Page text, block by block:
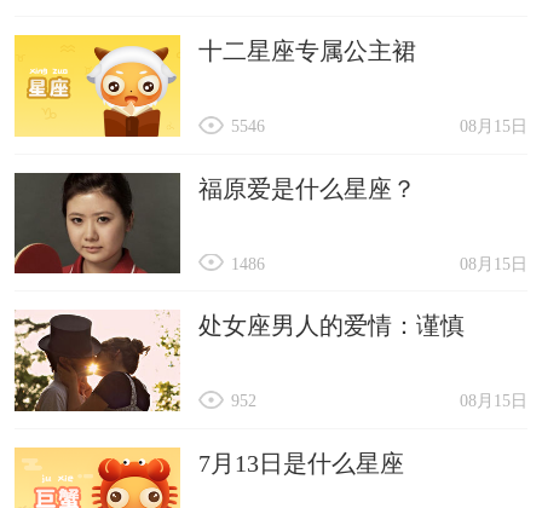
十二星座专属公主裙
08月15日
5546
福原爱是什么星座？
08月15日
1486
处女座男人的爱情：谨慎
08月15日
952
7月13日是什么星座